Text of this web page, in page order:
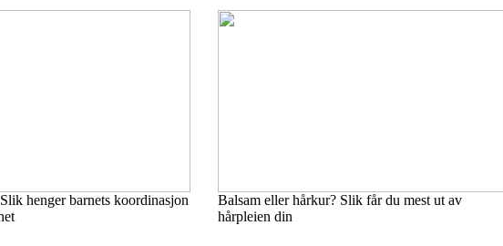
henger barnets koordinasjon
Balsam eller hårkur? Slik får du mest ut av
hårpleien din